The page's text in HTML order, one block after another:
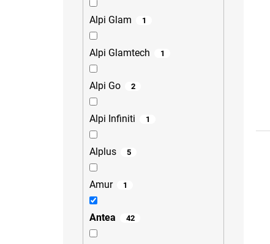
Alpi Glam 1
Alpi Glamtech 1
Alpi Go 2
Alpi Infiniti 1
Alplus 5
Amur 1
Antea 42